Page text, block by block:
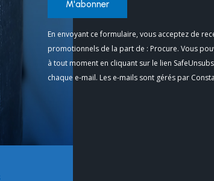
Constant
Contact
Use.
Please
En envoyant ce formulaire, vous acceptez de
promotionnels de la part de : Procure. Vous
à tout moment en cliquant sur le lien
chaque e-mail. Les e-mails sont gérés par